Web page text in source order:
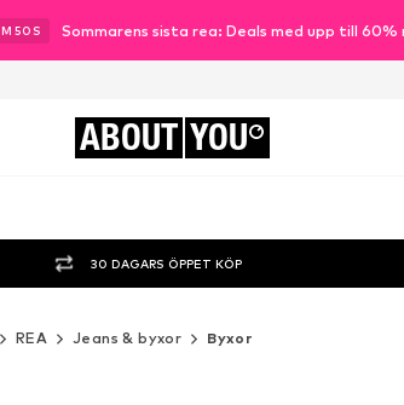
M 49 S Sommarens sista rea: Deals med upp till
ABOUT YOU
30 DAGARS ÖPPET KÖP
REA Jeans & byxor Byxor